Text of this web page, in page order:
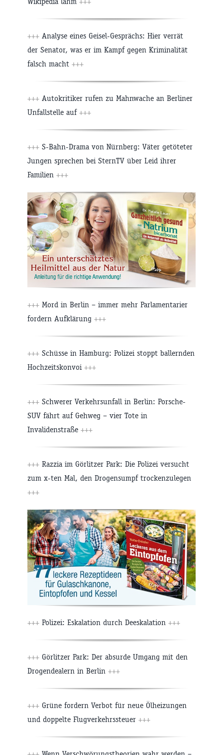
+++ Analyse eines Geisel-Gesprächs: Hier verrät
der Senator, was er im Kampf gegen Kriminalität
falsch macht +++
+++ Autokritiker rufen zu Mahnwache an Berliner
Unfallstelle auf +++
+++ S-Bahn-Drama von Nürnberg: Väter getöteter
Jungen sprechen bei SternTV über Leid ihrer
Familien +++
+++ Mord in Berlin – immer mehr Parlamentarier
fordern Aufklärung +++
+++ Schüsse in Hamburg: Polizei stoppt ballernden
Hochzeitskonvoi +++
+++ Schwerer Verkehrsunfall in Berlin: Porsche-
SUV fährt auf Gehweg – vier Tote in
Invalidenstraße +++
+++ Razzia im Görlitzer Park: Die Polizei versucht
zum x-ten Mal, den Drogensumpf trockenzulegen
+++
+++ Polizei: Eskalation durch Deeskalation +++
+++ Görlitzer Park: Der absurde Umgang mit den
Drogendealern in Berlin +++
+++ Grüne fordern Verbot für neue Ölheizungen
und doppelte Flugverkehrssteuer +++